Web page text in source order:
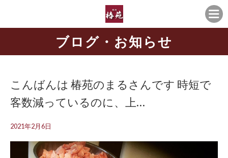
ブログ・お知らせ
こんばんは 椿苑のまるさんです 時短で
客数減っているのに、上…
2021年2月6日